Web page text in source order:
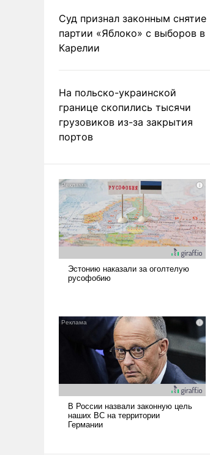
Суд признал законным снятие
партии «Яблоко» с выборов в
Карелии
На польско-украинской
границе скопились тысячи
грузовиков из-за закрытия
портов